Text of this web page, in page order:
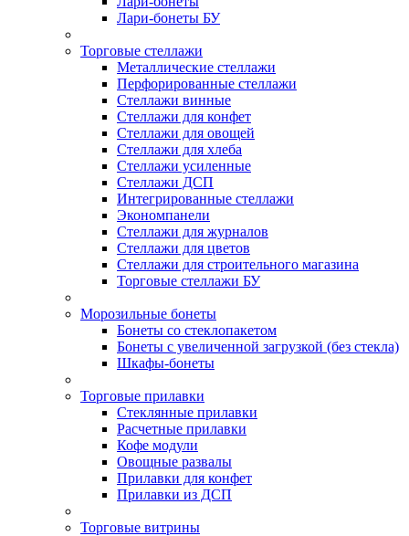
Лари-бонеты БУ
Торговые стеллажи
Металлические стеллажи
Перфорированные стеллажи
Стеллажи винные
Стеллажи для конфет
Стеллажи для овощей
Стеллажи для хлеба
Стеллажи усиленные
Стеллажи ДСП
Интегрированные стеллажи
Экономпанели
Стеллажи для журналов
Стеллажи для цветов
Стеллажи для строительного магазина
Торговые стеллажи БУ
Морозильные бонеты
Бонеты со стеклопакетом
Бонеты с увеличенной загрузкой (без стекла)
Шкафы-бонеты
Торговые прилавки
Стеклянные прилавки
Расчетные прилавки
Кофе модули
Овощные развалы
Прилавки для конфет
Прилавки из ДСП
Торговые витрины